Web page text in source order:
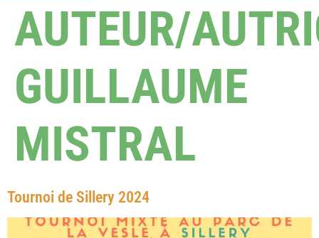
AUTEUR/
GUILLAUME
MISTRAL
Tournoi de Sillery 2024